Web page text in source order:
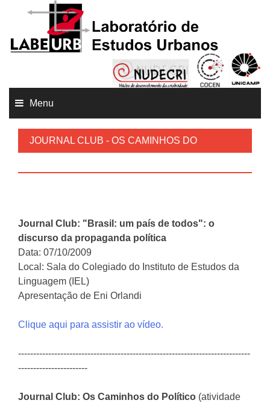
Menu
JOURNAL CLUB - OS CAMINHOS DO
Journal Club: "Brasil: um país de todos": o
discurso da propaganda política
Data: 07/10/2009
Local: Sala do Colegiado do Instituto de Estudos da
Linguagem (IEL)
Apresentação de Eni Orlandi
Clique aqui para assistir ao vídeo.
-----------------------------------------------------------------------------
-----------------------
Journal Club: Os Caminhos do Político (atividade